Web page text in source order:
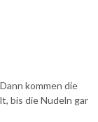
kommen die
bis die Nudeln gar